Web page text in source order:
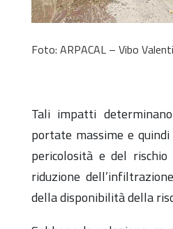
Foto: ARPACAL – Vibo
Tali impatti
portate massime e
pericolosità e del
riduzione
della disponibilità della